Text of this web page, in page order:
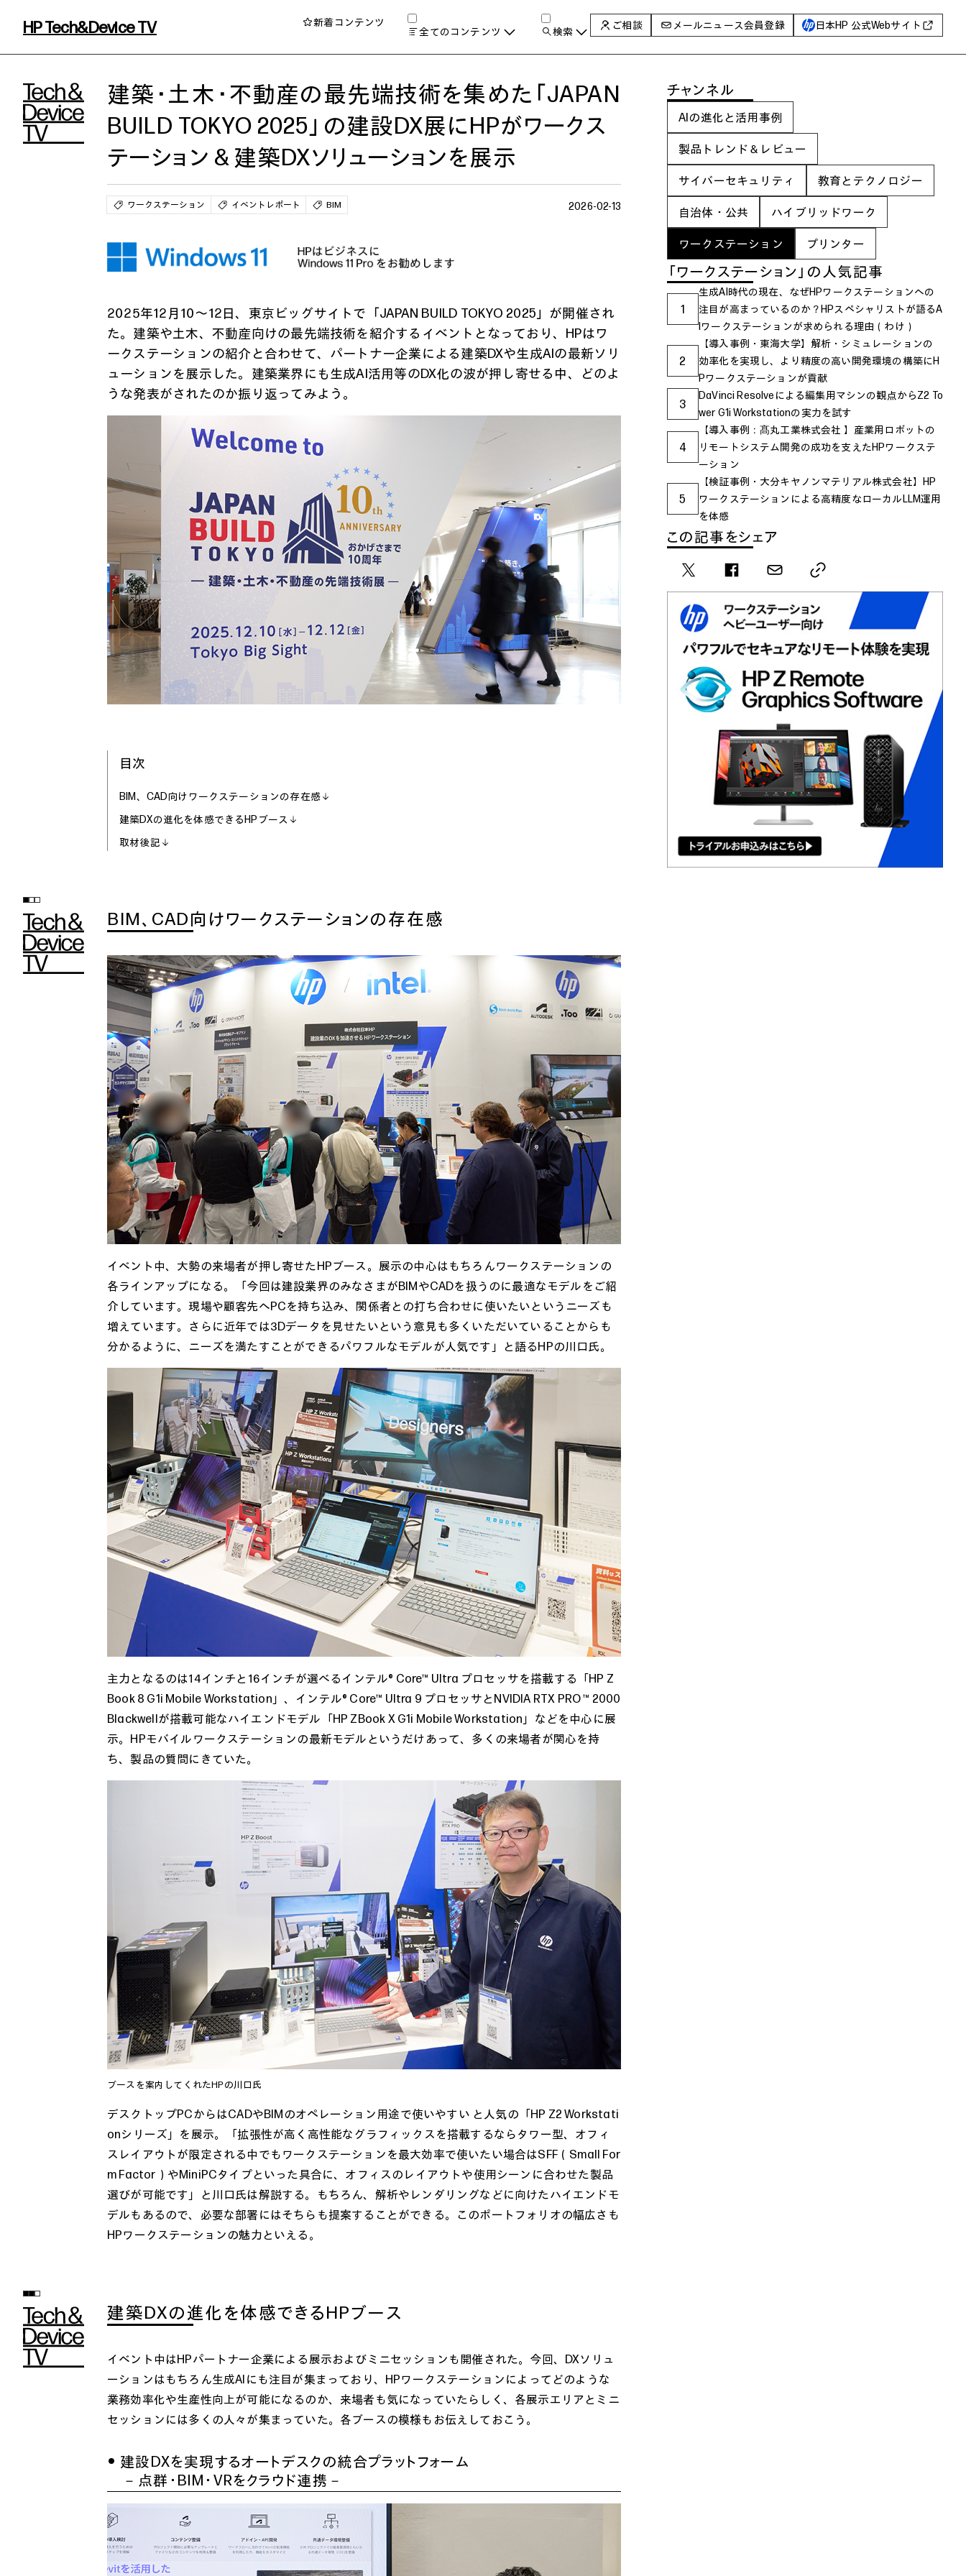
HP Tech&Device TV 新着コンテンツ
全てのコンテンツ
チャンネル
AIの進化と活用事例
製品トレンド & レビュー
サイバーセキュリティ
教育とテクノロジー
自治体・公共
ハイブリッドワーク
タグ
イベントレポート
AIワークステーション
WXP（DEXツール）
タグ一覧
イベント・コラム
コラム一覧
検索 ご相談 メールニュース会員登録 日本HP 公式Webサイト
建築・土木・不動産の最先端技術を集めた「JAPAN
BUILD TOKYO 2025」の建設DX展にHPがワークス
テーション＆建築DXソリューションを展示
ワークステーション イベントレポート BIM 2026-02-13
2025年12月10～12日、東京ビッグサイトで「JAPAN BUILD TOKYO 2025」が開催され
た。建築や土木、不動産向けの最先端技術を紹介するイベントとなっており、HPはワ
ークステーションの紹介と合わせて、パートナー企業による建築DXや生成AIの最新ソリ
ューションを展示した。建築業界にも生成AI活用等のDX化の波が押し寄せる中、どのよ
うな発表がされたのか振り返ってみよう。
目次
BIM、CAD向けワークステーションの存在感
建築DXの進化を体感できるHPブース
取材後記
BIM、CAD向けワークステーションの存在感
イベント中、大勢の来場者が押し寄せたHPブース。展示の中心はもちろんワークステーションの
各ラインアップになる。「今回は建設業界のみなさまがBIMやCADを扱うのに最適なモデルをご紹
介しています。現場や顧客先へPCを持ち込み、関係者との打ち合わせに使いたいというニーズも
増えています。さらに近年では3Dデータを見せたいという意見も多くいただいていることからも
分かるように、ニーズを満たすことができるパワフルなモデルが人気です」と語るHPの川口氏。
主力となるのは14インチと16インチが選べるインテル® Core™ Ultra プロセッサを搭載する「HP Z
Book 8 G1i Mobile Workstation」、インテル® Core™ Ultra 9 プロセッサとNVIDIA RTX PRO ™ 2000
Blackwellが搭載可能なハイエンドモデル「HP ZBook X G1i Mobile Workstation」などを中心に展
示。HPモバイルワークステーションの最新モデルというだけあって、多くの来場者が関心を持
ち、製品の質問にきていた。
ブースを案内してくれたHPの川口氏
デスクトップPCからはCADやBIMのオペレーション用途で使いやすい と人気の「HP Z2 Workstati
onシリーズ」を展示。「拡張性が高く高性能なグラフィックスを搭載するならタワー型、オフィ
スレイアウトが限定される中でもワークステーションを最大効率で使いたい場合はSFF（Small For
m Factor）やMiniPCタイプといった具合に、オフィスのレイアウトや使用シーンに合わせた製品
選びが可能です」と川口氏は解説する。もちろん、解析やレンダリングなどに向けたハイエンドモ
デルもあるので、必要な部署にはそちらも提案することができる。このポートフォリオの幅広さも
HPワークステーションの魅力といえる。
建築DXの進化を体感できるHPブース
イベント中はHPパートナー企業による展示およびミニセッションも開催された。今回、DXソリュ
ーションはもちろん生成AIにも注目が集まっており、HPワークステーションによってどのような
業務効率化や生産性向上が可能になるのか、来場者も気になっていたらしく、各展示エリアとミニ
セッションには多くの人々が集まっていた。各ブースの模様もお伝えしておこう。
● 建設DXを実現するオートデスクの統合プラットフォーム
－点群・BIM・VRをクラウド連携－
チャンネル
AIの進化と活用事例
製品トレンド＆レビュー
サイバーセキュリティ 教育とテクノロジー
自治体・公共 ハイブリッドワーク
ワークステーション プリンター
「ワークステーション」の人気記事
1
生成AI時代の現在、なぜHPワークステーションへの
注目が高まっているのか？HPスペシャリストが語るA
Iワークステーションが求められる理由（わけ）
2
【導入事例・東海大学】解析・シミュレーションの
効率化を実現し、より精度の高い開発環境の構築にH
Pワークステーションが貢献
3
DaVinci Resolveによる編集用マシンの観点からZ2 To
wer G1i Workstationの実力を試す
4
【導入事例：髙丸工業株式会社 】産業用ロボットの
リモートシステム開発の成功を支えたHPワークステ
ーション
5
【検証事例・大分キヤノンマテリアル株式会社】HP
ワークステーションによる高精度なローカルLLM運用
を体感
この記事をシェア